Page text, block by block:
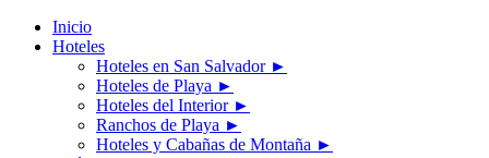
Inicio
Hoteles
Hoteles en San Salvador ►
Hoteles de Playa ►
Hoteles del Interior ►
Ranchos de Playa ►
Hoteles y Cabañas de Montaña ►